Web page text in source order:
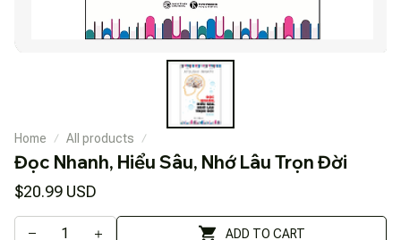
Home All products
Đọc Nhanh, Hiểu Sâu, Nhớ Lâu Trọn Đời
$20.99 USD
ADD TO CART